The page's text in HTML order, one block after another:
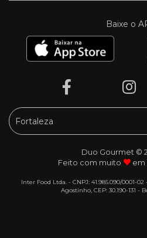
Baixe o
Duo Gourmet ©
Feito com muito
em
Inter Food Ltda. - CNPJ: 41.985.090/0001-
Agostinho, CEP: 30.190-131 -